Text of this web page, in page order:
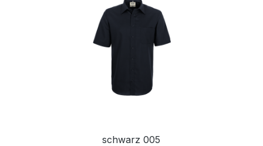
schwarz 005